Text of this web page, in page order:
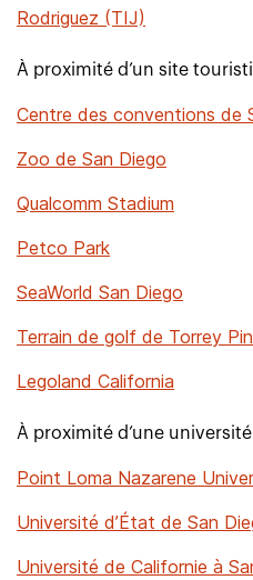
Rodriguez (TIJ)
À proximité d’un site
Centre des conventions de
Zoo de San Diego
Qualcomm Stadium
Petco Park
SeaWorld San Diego
Terrain de golf de Torrey
Legoland California
À proximité d’une université
Point Loma Nazarene
Université d’État de San
Université de Californie à